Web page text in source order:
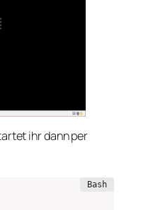
ihr dann per